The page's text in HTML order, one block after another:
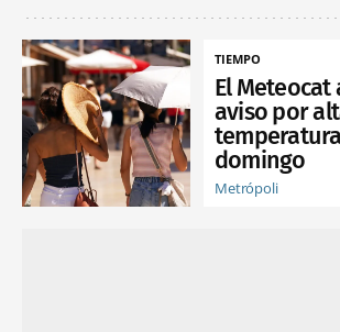
TIEMPO
El Meteocat
aviso por
domingo
Metrópoli